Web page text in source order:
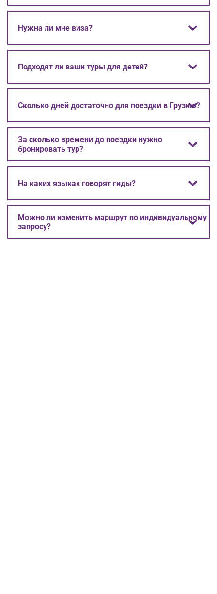
Нужна ли мне виза?
Подходят ли ваши туры для детей?
Сколько дней достаточно для поездки в Грузию?
За сколько времени до поездки нужно
бронировать тур?
На каких языках говорят гиды?
Можно ли изменить маршрут по индивидуальному
запросу?